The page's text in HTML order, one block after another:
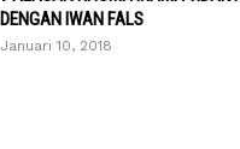
DENGAN IWAN FALS
Januari 10, 2018